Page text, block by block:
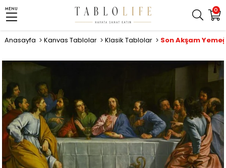
0
MENU
Anasayfa Kanvas Tablolar Klasik Tablolar Son Akşam